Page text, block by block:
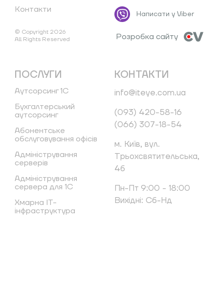
Контакти
© Copyright 2026
All Rights Reserved
ПОСЛУГИ
Аутсорсинг 1С
Бухгалтерський
аутсорсинг
Абонентське
обслуговування офісів
Адміністрування
серверів
Адміністрування
сервера для 1С
Хмарна IT-
інфраструктура
КОНТАКТИ
info@iteye.com.ua
(093) 420-58-16
(066) 307-18-54
м. Київ, вул.
Трьохсвятительська,
4б
Пн-Пт 9:00 - 18:00
Вихідні: Сб-Нд
Написати у Viber
Розробка сайту